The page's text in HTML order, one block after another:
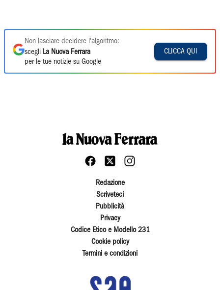
Non lasciare decidere l'algoritmo:
scegli La Nuova Ferrara
per le tue notizie su Google
CLICCA QUI
Redazione
Scriveteci
Pubblicità
Privacy
Codice Etico e Modello 231
Cookie policy
Termini e condizioni